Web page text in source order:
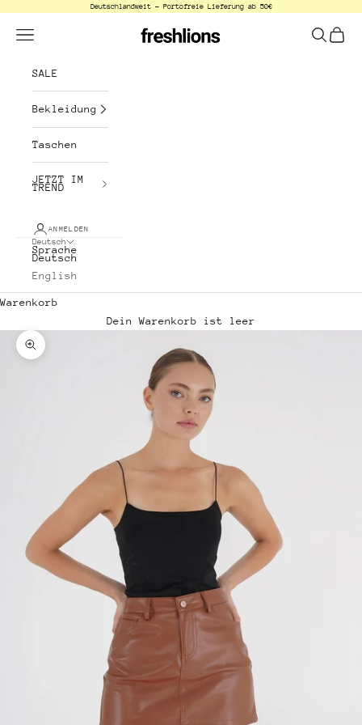
Zum Inhalt springenDeutschlandweit - Portofreie Lieferung ab 50€
freshlions
Menü Suchen
SALE
Bekleidung
Taschen
JETZT IM
TREND
ANMELDEN
Deutsch
Sprache
Deutsch
English
Warenkorb
Dein Warenkorb ist leer
Bild vergrößern